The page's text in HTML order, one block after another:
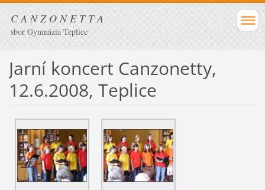
C A N Z O N E T T A
sbor Gymnázia Teplice
Jarní koncert Canzonetty,
12.6.2008, Teplice